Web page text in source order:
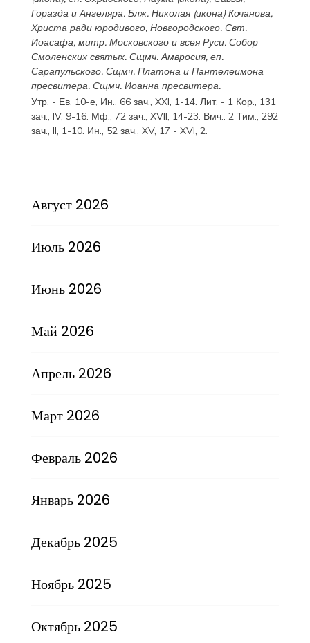
ГораздаиАнгеляра. Блж. Николая(икона) Кочанова,
Христа ради юродивого, Новгородского. Свт.
Иоасафа, митр. Московского и всея Руси. Собор
Смоленских святых. Сщмч.Амвросия, еп.
Сарапульского. Сщмч. Платонаи Пантелеимона
пресвитера. Сщмч. Иоаннапресвитера.
Утр. - Ев. 10-е, Ин., 66 зач., XXI, 1-14. Лит. - 1 Кор., 131
зач., IV, 9-16. Мф., 72 зач., XVII, 14-23. Вмч.: 2 Тим., 292
зач., II, 1-10. Ин., 52 зач., XV, 17 - XVI, 2.
Август 2026
Июль 2026
Июнь 2026
Май 2026
Апрель 2026
Март 2026
Февраль 2026
Январь 2026
Декабрь 2025
Ноябрь 2025
Октябрь 2025